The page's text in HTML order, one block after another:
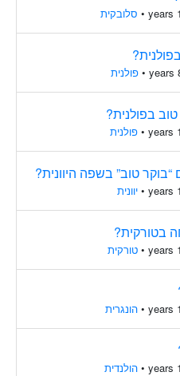
• סלובקית
• פולנית
בפולנית?
• פולנית
טוב” בשפה היוונית?
• יוונית
בטורקית?
• טורקית
• הונגרית
• הולנדית